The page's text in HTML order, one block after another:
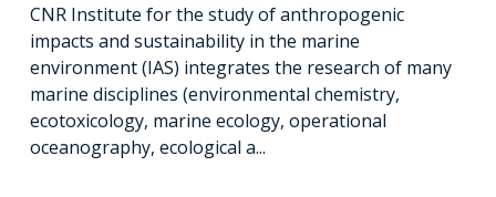
CNR Institute for the study of anthropogenic
impacts and sustainability in the marine
environment (IAS) integrates the research of many
marine disciplines (environmental chemistry,
ecotoxicology, marine ecology, operational
oceanography, ecological a...